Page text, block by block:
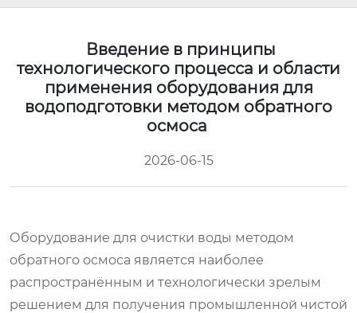
Введение в принципы
технологического процесса и области
применения оборудования для
водоподготовки методом обратного
осмоса
2026-06-15
Оборудование для очистки воды методом
обратного осмоса является наиболее
распространённым и технологически зрелым
решением для получения промышленной чистой